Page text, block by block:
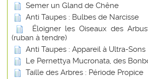
Semer un Gland de Chêne
Anti Taupes : Bulbes de Narcisse
Éloigner les Oiseaux des
(ruban à tendre)
Anti Taupes : Appareil à Ultra-Sons
Le Pernettya Mucronata, des
Taille des Arbres : Période Propice